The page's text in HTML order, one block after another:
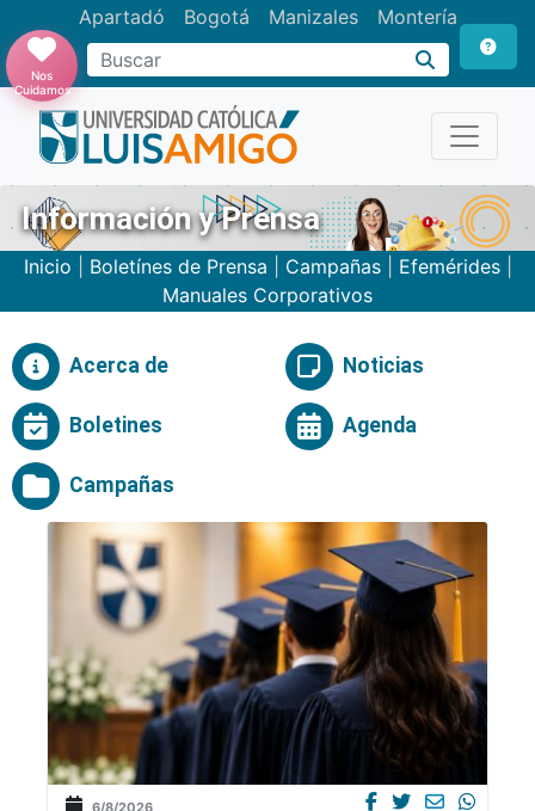
Apartadó Bogotá Manizales Montería
Buscar
Nos
Cuidamos
Información y Prensa
Inicio Boletínes de Prensa Campañas Efemérides
Manuales Corporativos
Acerca de Noticias
Boletines Agenda
Campañas
6/8/2026